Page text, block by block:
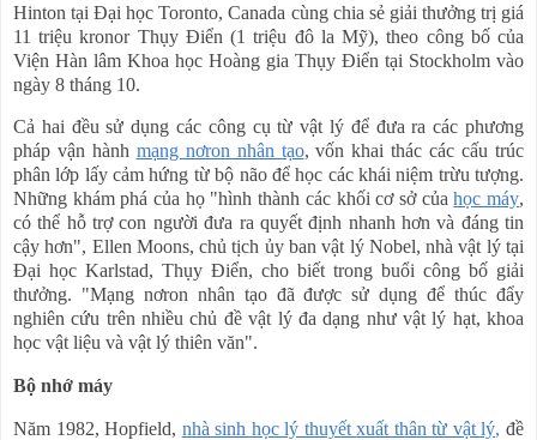
Hinton tại Đại học Toronto, Canada cùng chia sẻ giải thưởng trị giá
11 triệu kronor Thụy Điển (1 triệu đô la Mỹ),theo công bố của
Viện Hàn lâm Khoa học Hoàng gia Thụy Điển tại Stockholm vào
ngày 8 tháng 10.
Cả hai đều sử dụng các công cụ từ vật lý để đưa ra các phương
pháp vận hành mạng nơron nhân tạo, vốn khai thác các cấu trúc
phân lớp lấy cảm hứng từbộ não để học các khái niệm trừu tượng.
Những khám phá của họ "hình thành các khối cơ sở củahọc máy,
có thể hỗ trợ con người đưa ra quyết định nhanh hơn và đáng tin
cậy hơn", Ellen Moons, chủ tịch ủy ban vật lý Nobel, nhà vật lý tại
Đại học Karlstad, Thụy Điển, cho biết trong buổi công bố giải
thưởng. "Mạng nơron nhân tạo đã được sử dụng để thúc đẩy
nghiên cứu trên nhiều chủ đề vật lý đa dạng như vật lý hạt, khoa
học vật liệu và vật lý thiên văn".
Bộ nhớ máy
Năm 1982, Hopfield, nhà sinh học lý thuyếtxuất thân từ vật lý, đề